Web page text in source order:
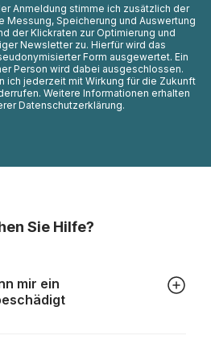
Anmeldung stimme ich zusätzlich der
Messung, Speicherung und Auswertung
der Klickraten zur Optimierung und
Newsletter zu. Hierfür wird das
Form ausgewertet. Ein
Person wird dabei ausgeschlossen.
ich jederzeit mit Wirkung für die Zukunft
Weitere Informationen erhalten
Datenschutzerklärung.
Sie Hilfe?
mir ein